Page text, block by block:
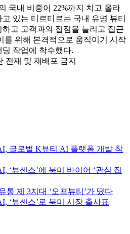
국내 비중이 22%까지 치고 올라
있는 티르티르는 국내 유명 뷰티
고 고객과의 접점을 늘리고 접근
를 위해 본격적으로 움직이기 시작
작업에 착수했다.
전재 및 재배포 금지
글로벌 K뷰티 AI 플랫폼 개발 착
‘뷰센스’에 북미 바이어 ‘관심 집
통 제 3지대 ‘오프뷰티’가 떴다
‘뷰센스’로 북미 시장 출사표